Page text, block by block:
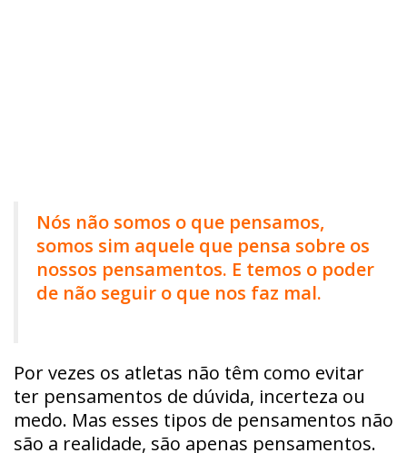
Nós não somos o que pensamos,
somos sim aquele que pensa sobre os
nossos pensamentos. E temos o poder
de não seguir o que nos faz mal.
Por vezes os atletas não têm como evitar
ter pensamentos de dúvida, incerteza ou
medo. Mas esses tipos de pensamentos não
são a realidade, são apenas pensamentos.